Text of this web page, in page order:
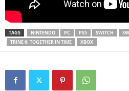
TAGS NINTENDO PC PS5 SWITCH
TRINE 6: TOGETHER IN TIME
XBOX